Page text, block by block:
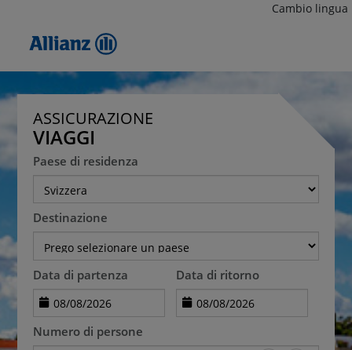
Cambio lingua
ASSICURAZIONE
VIAGGI
Paese di residenza
Destinazione
Data di partenza Data di ritorno
Numero di persone